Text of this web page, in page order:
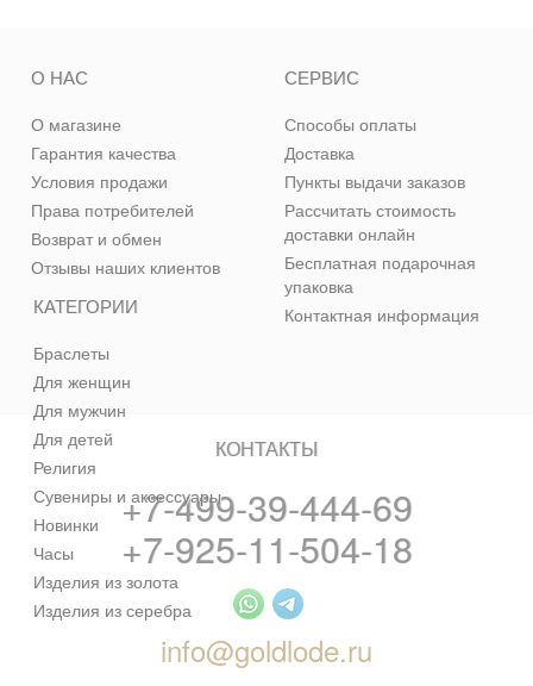
КАТЕГОРИИ
Браслеты
Для женщин
Для мужчин
Для детей
Религия
Сувениры и аксессуары
Новинки
Часы
Изделия из золота
Изделия из серебра
О НАС
О магазине
Гарантия качества
Условия продажи
Права потребителей
Возврат и обмен
Отзывы наших клиентов
СЕРВИС
Способы оплаты
Доставка
Пункты выдачи заказов
Рассчитать стоимость
доставки онлайн
Бесплатная подарочная
упаковка
Контактная информация
КОНТАКТЫ
+7-499-39-444-69
+7-925-11-504-18
info@goldlode.ru